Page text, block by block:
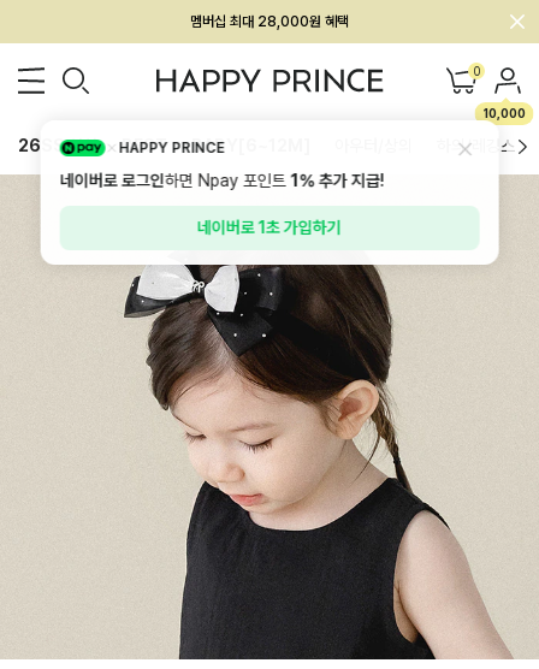
회원전용 아울렛, 가입하면 ~60% 할인!
멤버십 최대 28,000원 혜택 0
10,000
26SS 신상 BEST BABY[6~12M] 하의/레깅스
HAPPY PRINCE
네이버로 로그인하면 Npay 포인트1%추가 지급!
네이버로 1초 가입하기